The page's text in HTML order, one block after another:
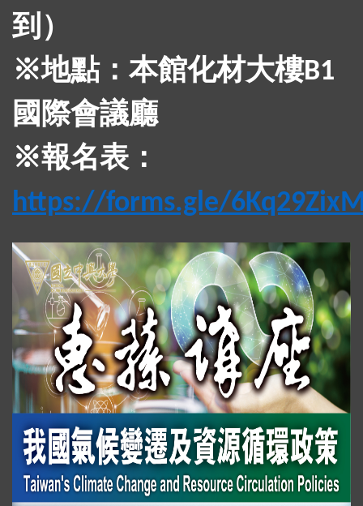
到）
※地點：本館化材大樓B1
國際會議廳
※報名表：
https://forms.gle/